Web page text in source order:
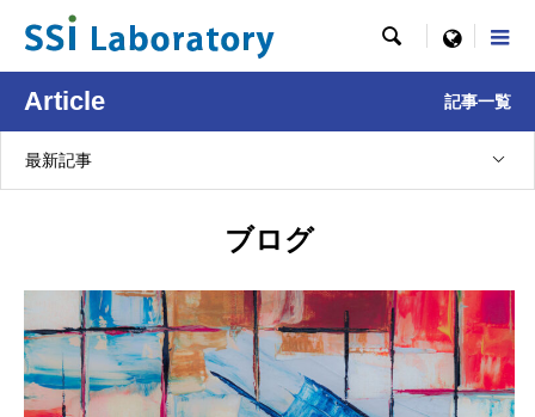
 menu
Article 記事一覧
最新記事
ブログ